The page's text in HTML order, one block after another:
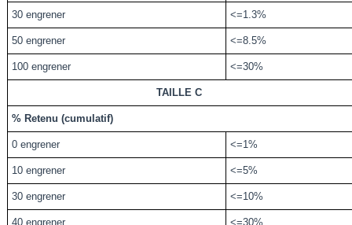
30 engrener <=1.3%
50 engrener <=8.5%
100 engrener <=30%
TAILLE C
% Retenu (cumulatif)
0 engrener <=1%
10 engrener <=5%
30 engrener <=10%
40 engrener <=30%